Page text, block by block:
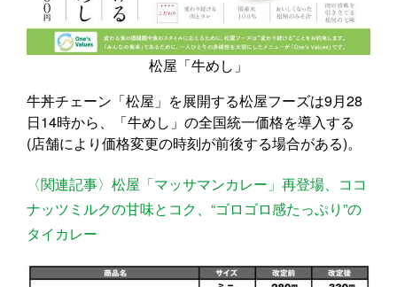
松屋「牛めし」
牛丼チェーン「松屋」を展開する松屋フーズは9月28
日14時から、「牛めし」の全国統一価格を導入する
(店舗により価格変更の時刻が前後する場合がある)。
〈関連記事〉松屋「マッサマンカレー」再登場、ココ
ナッツミルクの甘味とコク、“ゴロゴロ感たっぷり”の
タイカレー